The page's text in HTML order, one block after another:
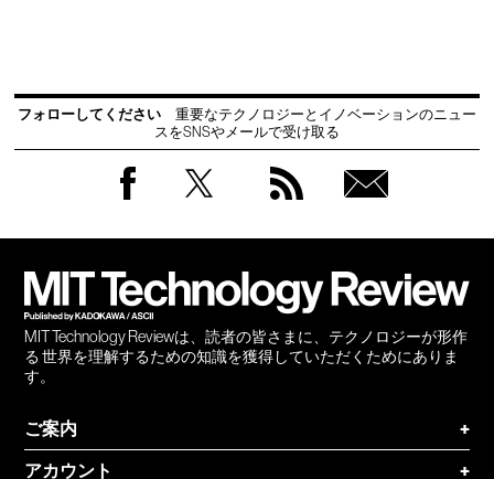
フォローしてください
重要なテクノロジーとイノベーションのニュー
スをSNSやメールで受け取る
MIT Technology Reviewは、読者の皆さまに、テクノロジーが形作
る 世界を理解するための知識を獲得していただくためにありま
す。
ご案内
+
アカウント
+